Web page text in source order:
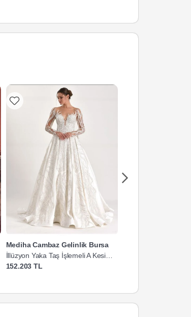
Mediha Cambaz Gelinlik Bursa
İllüzyon Yaka Taş İşlemeli A Kesim
Gelinlik
152.203 TL